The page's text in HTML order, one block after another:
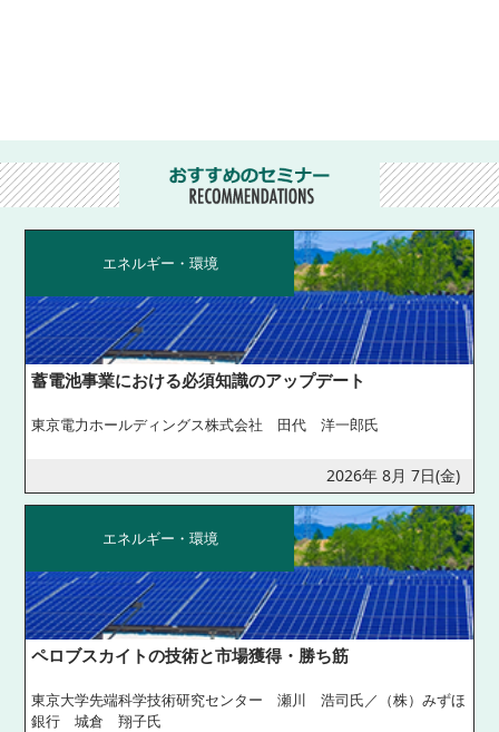
エネルギー・環境
蓄電池事業における必須知識のアップデート
東京電力ホールディングス株式会社 田代 洋一郎氏
2026年 8月 7日(金)
エネルギー・環境
ペロブスカイトの技術と市場獲得・勝ち筋
東京大学先端科学技術研究センター 瀬川 浩司氏／（株）みずほ
銀行 城倉 翔子氏